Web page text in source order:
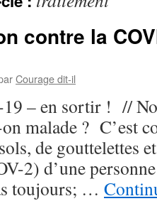
contre la
Courage dit-il
– en sortir ! //
malade ? C’est
de gouttelettes
2) d’une
toujours; …